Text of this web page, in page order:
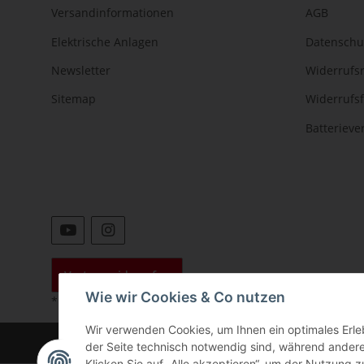
Versandinformationen
Elektrische Anlagen
Newsletter
Sitemap
AGB
Vertrag widerrufen
* Alle Preise inkl. gesetzlicher USt., zzgl.Versand
©
Wie wir Cookies & Co nutzen
Wir verwenden Cookies, um Ihnen ein optimales
der Seite technisch notwendig sind, während